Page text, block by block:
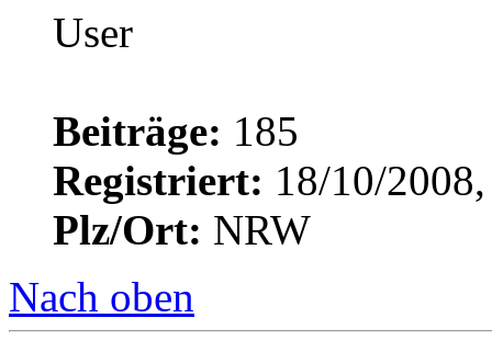
Beiträge: 185
Registriert: 18/10/
Plz/Ort: NRW
Nach oben